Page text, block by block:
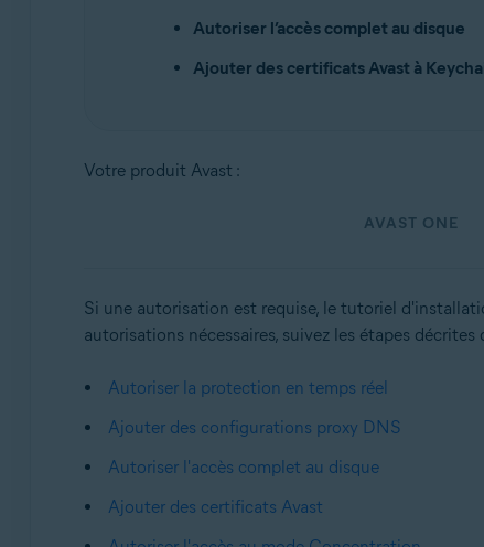
Apple macOS 10.14.x (Mojave)
Autoriser l’accès complet au disque
Ajouter des certificats Avast à
Votre produit Avast :
AVAST ONE
Si une autorisation est requise, le tutoriel
autorisations nécessaires, suivez les étapes
Autoriser la protection en temps réel
Ajouter des configurations proxy DNS
Autoriser l'accès complet au disque
Ajouter des certificats Avast